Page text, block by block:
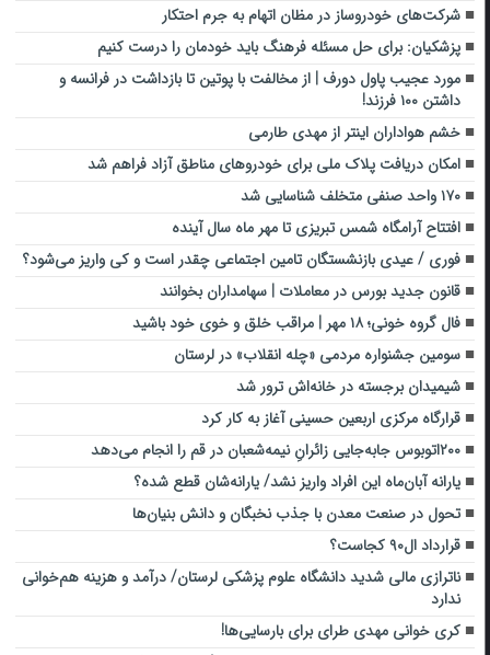
شرکت‌های خودروساز در مظان اتهام به جرم احتکار
پزشکیان: برای حل مسئله فرهنگ باید خودمان را درست کنیم
مورد عجیب پاول دورف | از مخالفت با پوتین تا بازداشت در فرانسه و
داشتن ۱۰۰ فرزند!
خشم هواداران اینتر از مهدی طارمی
امکان دریافت پلاک ملی برای خودروهای مناطق آزاد فراهم شد
۱۷۰ واحد صنفی متخلف شناسایی شد
افتتاح آرامگاه شمس تبریزی تا مهر ماه سال آینده
فوری / عیدی بازنشستگان تامین اجتماعی چقدر است و کی واریز می‌شود؟
قانون جدید بورس در معاملات | سهامداران بخوانند
فال گروه خونی؛ ۱۸ مهر | مراقب خلق و خوی خود باشید
سومین جشنواره مردمی «چله انقلاب» در لرستان
شیمیدان برجسته در خانه‌اش ترور شد
قرارگاه مرکزی اربعین حسینی آغاز به کار کرد
۲۰۰اتوبوس جابه‌جایی زائرانِ نیمه‌شعبان در قم را انجام می‌دهد
یارانه آبان‌ماه این افراد واریز نشد/ یارانه‌شان قطع شده؟
تحول در صنعت معدن با جذب نخبگان و دانش بنیان‌ها
قرارداد ال۹۰ کجاست؟
ناترازی مالی شدید دانشگاه علوم پزشکی لرستان/ درآمد و هزینه هم‌خوانی
ندارد
کری خوانی مهدی طرای برای بارسایی‌ها!